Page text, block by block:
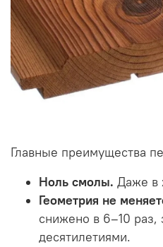
Главные преимущества
Ноль смолы. Даже в
Геометрия не
снижено в 6–10 раз,
десятилетиями.